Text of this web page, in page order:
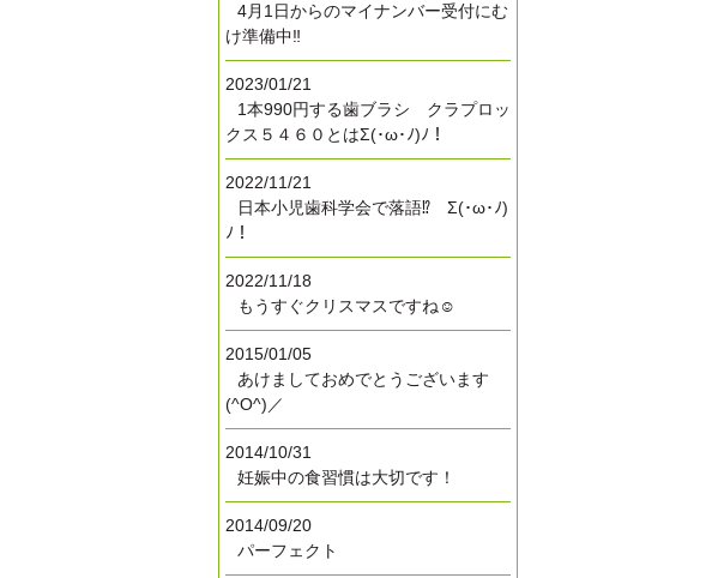
4月1日からのマイナンバー受付にむ
け準備中‼
2023/01/21
1本990円する歯ブラシ クラプロッ
クス５４６０とはΣ(･ω･ﾉ)ﾉ！
2022/11/21
日本小児歯科学会で落語⁉ Σ(･ω･ﾉ)
ﾉ！
2022/11/18
もうすぐクリスマスですね☺
2015/01/05
あけましておめでとうございます
(^O^)／
2014/10/31
妊娠中の食習慣は大切です！
2014/09/20
パーフェクト